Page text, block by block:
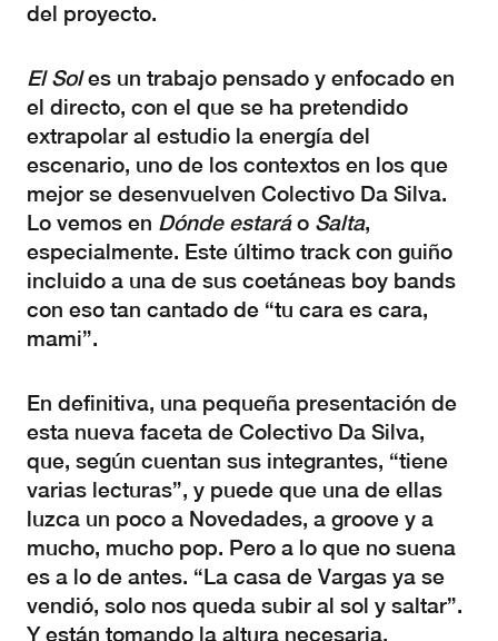
del proyecto.
El Soles un trabajo pensado y enfocado en
el directo, con el que se ha pretendido
extrapolar al estudio la energía del
escenario, uno de los contextos en los que
mejor se desenvuelven Colectivo Da Silva.
Lo vemos en Dónde estaráo Salta,
especialmente. Este último track con guiño
incluido a una de sus coetáneas boy bands
con eso tan cantado de “tu cara es cara,
mami”.
En definitiva, una pequeña presentación de
esta nueva faceta de Colectivo Da Silva,
que, según cuentan sus integrantes, “tiene
varias lecturas”, y puede que una de ellas
luzca un poco a Novedades, a groove y a
mucho, mucho pop. Pero a lo que no suena
es a lo de antes. “La casa de Vargas ya se
vendió, solo nos queda subir al sol y saltar”.
Y están tomando la altura necesaria.